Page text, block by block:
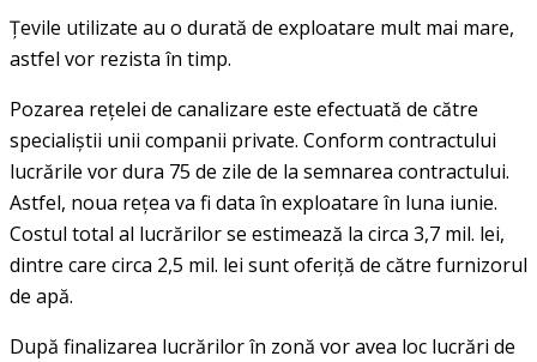
Țevile utilizate au o durată de exploatare mult mai mare,
astfel vor rezista în timp.
Pozarea rețelei de canalizare este efectuată de către
specialiștii unii companii private. Conform contractului
lucrările vor dura 75 de zile de la semnarea contractului.
Astfel, noua rețea va fi data în exploatare în luna iunie.
Costul total al lucrărilor se estimează la circa 3,7 mil. lei,
dintre care circa 2,5 mil. lei sunt oferiță de către furnizorul
de apă.
După finalizarea lucrărilor în zonă vor avea loc lucrări de